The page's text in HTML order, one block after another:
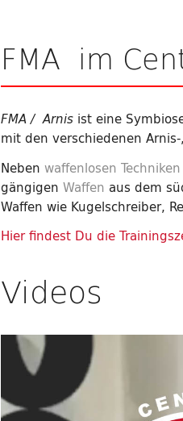
FMA im
FMA / Arnis ist eine
mit den verschiedenen
Nebenwaffenlosen Techniken
gängigenWaffen aus dem
Waffen wie Kugelschreiber,
Hier findest Du die
Videos